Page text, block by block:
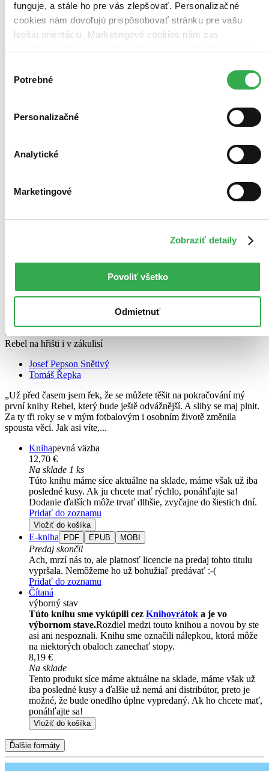
funguje, a stále ho pre vás zlepšovať. Personalizačné
cookies nám dovoľujú prispôsobovať stránku pre vašu
lepšiu orientáciu. Marketingové cookies nám zas
keby sme mohli používať všetky tieto cookies. Ďakujeme!
súhlasu
Potrebné
Personalizačné
Analytické
Marketingové
Zobraziť detaily
Povoliť všetko
Odmietnuť
CZ
Rebel na hřišti i v zákulisí
Josef Pepson Snětivý
Tomáš Řepka
„Už před časem jsem řek, že se můžete těšit na pokračování mý
první knihy Rebel, který bude ještě odvážnější. A sliby se maj plnit.
Za ty tři roky se v mým fotbalovým i osobním životě změnila
spousta věcí. Jak asi víte,...
Knihapevná väzba
12,70 €
Na sklade 1 ks
Túto knihu máme síce aktuálne na sklade, máme však už iba
posledné kusy. Ak ju chcete mať rýchlo, ponáhľajte sa!
Dodanie ďalších môže trvať dlhšie, zvyčajne do šiestich dní.
Pridať do zoznamu
Vložiť do košíka
E-kniha PDF EPUB MOBI
Predaj skončil
Ach, mrzí nás to, ale platnosť licencie na predaj tohto titulu
vypršala. Nemôžeme ho už bohužiaľ predávať :-(
Pridať do zoznamu
Čítaná
výborný stav
Túto knihu sme vykúpili cez Knihovrátok a je vo
výbornom stave.Rozdiel medzi touto knihou a novou by ste
asi ani nespoznali. Knihu sme označili nálepkou, ktorá môže
na niektorých obaloch zanechať stopy.
8,19 €
Na sklade
Tento produkt síce máme aktuálne na sklade, máme však už
iba posledné kusy a ďalšie už nemá ani distribútor, preto je
možné, že bude onedlho úplne vypredaný. Ak ho chcete mať,
ponáhľajte sa!
Vložiť do košíka
Ďalšie formáty